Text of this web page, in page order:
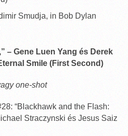
Smudja, in Bob Dylan
– Gene Luen Yang és Derek
Smile (First Second)
one-shot
“Blackhawk and the Flash:
Straczynski és Jesus Saiz